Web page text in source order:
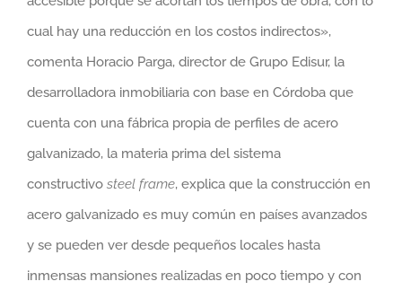
cual hay una reducción en los costos indirectos»,
comenta Horacio Parga, director de Grupo Edisur, la
desarrolladora inmobiliaria con base en Córdoba que
cuenta con una fábrica propia de perfiles de acero
galvanizado, la materia prima del sistema
constructivo steel frame, explica que la construcción en
acero galvanizado es muy común en países avanzados
y se pueden ver desde pequeños locales hasta
inmensas mansiones realizadas en poco tiempo y con